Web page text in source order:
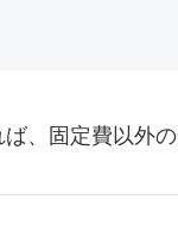
、固定費以外